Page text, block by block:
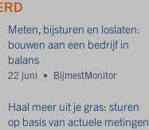
Meten, bijsturen en loslaten:
bouwen aan een bedrijf in
balans
22 juni BijmestMonitor
Haal meer uit je gras: sturen
op basis van actuele metingen